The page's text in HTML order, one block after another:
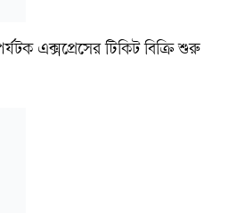
এক্সপ্রেসের টিকিট বিক্রি শুরু